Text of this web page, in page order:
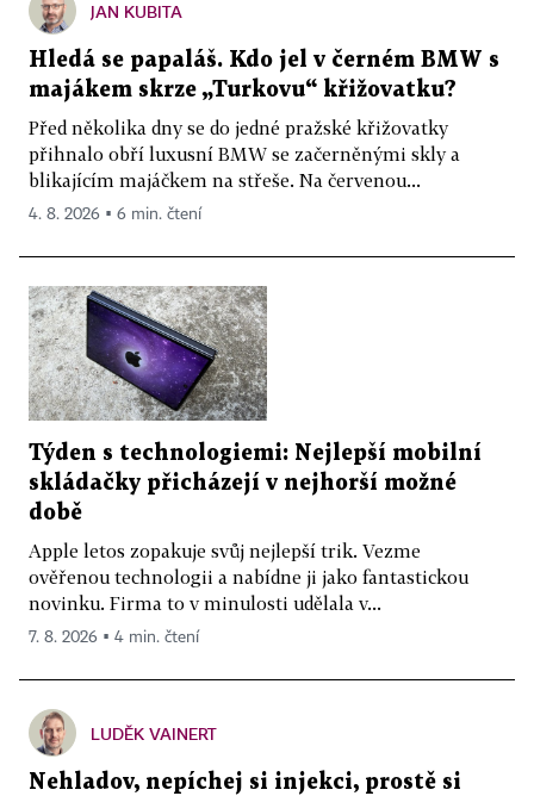
JAN KUBITA
Hledá se papaláš. Kdo jel v černém BMW s
majákem skrze „Turkovu“ křižovatku?
Před několika dny se do jedné pražské křižovatky
přihnalo obří luxusní BMW se začerněnými skly a
blikajícím majáčkem na střeše. Na červenou...
4. 8. 2026 ▪ 6 min. čtení
Týden s technologiemi: Nejlepší mobilní
skládačky přicházejí v nejhorší možné
době
Apple letos zopakuje svůj nejlepší trik. Vezme
ověřenou technologii a nabídne ji jako fantastickou
novinku. Firma to v minulosti udělala v...
7. 8. 2026 ▪ 4 min. čtení
LUDĚK VAINERT
Nehladov, nepíchej si injekci, prostě si